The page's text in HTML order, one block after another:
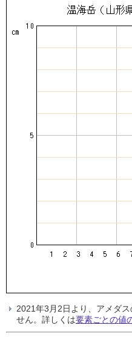
2021年3月2日より、アメダ
せん。詳しくは要素ごとの値